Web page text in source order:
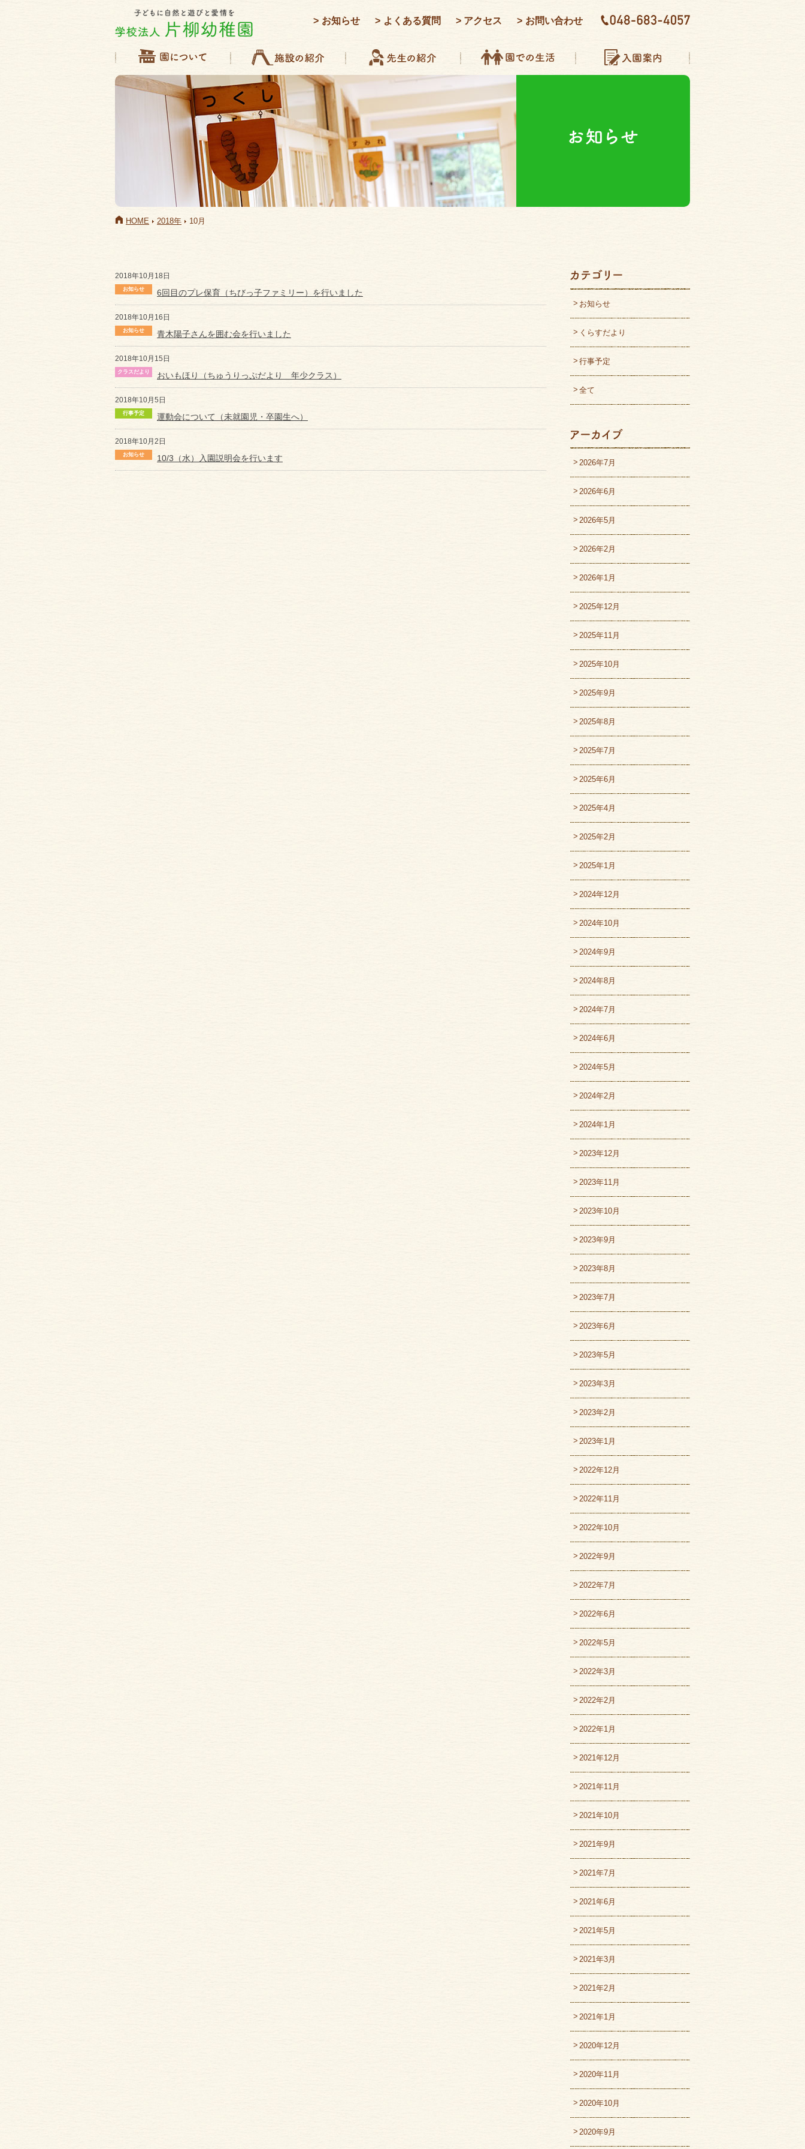
お知らせ よくある質問 アクセス お問い合わせ
HOME 2018年 10月
2018年10月18日
6回目のプレ保育（ちびっ子ファミリー）を行いました
2018年10月16日
青木陽子さんを囲む会を行いました
2018年10月15日
おいもほり（ちゅうりっぷだより 年少クラス）
2018年10月5日
運動会について（未就園児・卒園生へ）
2018年10月2日
10/3（水）入園説明会を行います
お知らせ
くらすだより
行事予定
全て
2026年7月
2026年6月
2026年5月
2026年2月
2026年1月
2025年12月
2025年11月
2025年10月
2025年9月
2025年8月
2025年7月
2025年6月
2025年4月
2025年2月
2025年1月
2024年12月
2024年10月
2024年9月
2024年8月
2024年7月
2024年6月
2024年5月
2024年2月
2024年1月
2023年12月
2023年11月
2023年10月
2023年9月
2023年8月
2023年7月
2023年6月
2023年5月
2023年3月
2023年2月
2023年1月
2022年12月
2022年11月
2022年10月
2022年9月
2022年7月
2022年6月
2022年5月
2022年3月
2022年2月
2022年1月
2021年12月
2021年11月
2021年10月
2021年9月
2021年7月
2021年6月
2021年5月
2021年3月
2021年2月
2021年1月
2020年12月
2020年11月
2020年10月
2020年9月